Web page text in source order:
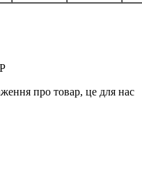
про товар, це для нас